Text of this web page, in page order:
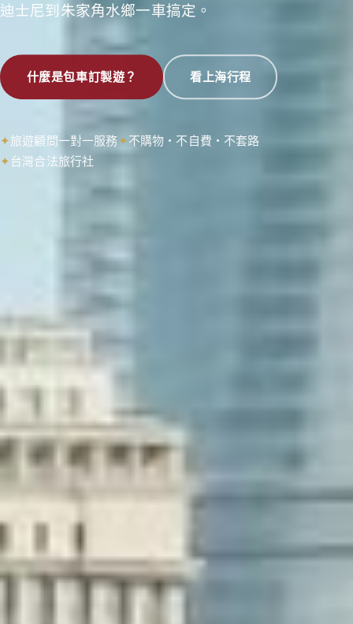
迪士尼到朱家角水鄉一車搞定。
什麼是包車訂製遊？ 看上海行程
旅遊顧問一對一服務
不購物・不自費・不套路
台灣合法旅行社